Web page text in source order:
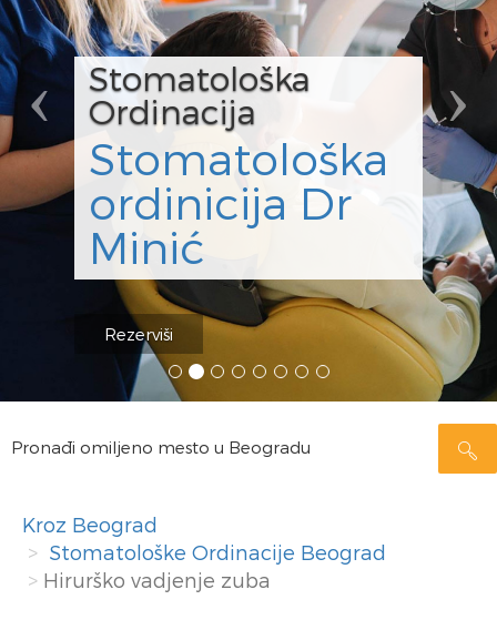
Stomatološka
Ordinacija
Stomatološka
ordinicija Dr
Minić
Rezerviši
Pronađi omiljeno mesto u Beogradu
Kroz Beograd
Stomatološke Ordinacije Beograd
Hirurško vadjenje zuba